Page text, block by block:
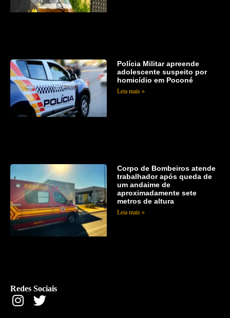
Polícia Militar apreende
adolescente suspeito por
homicídio em Poconé
Leia mais »
Corpo de Bombeiros atende
trabalhador após queda de
um andaime de
aproximadamente sete
metros de altura
Leia mais »
Redes Sociais